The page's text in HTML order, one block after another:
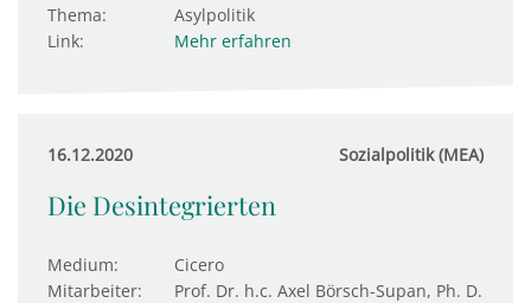
Thema:
Asylpolitik
Link:
Mehr erfahren
16.12.2020 Sozialpolitik (MEA)
Die Desintegrierten
Medium:
Cicero
Mitarbeiter:
Prof. Dr. h.c. Axel Börsch-Supan, Ph. D.